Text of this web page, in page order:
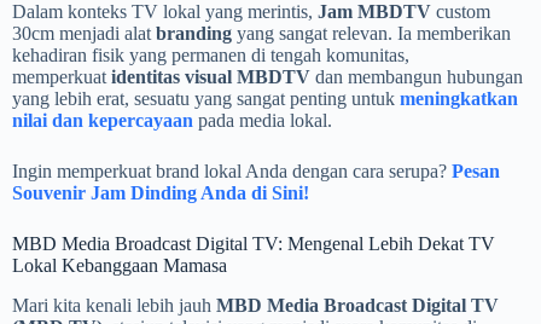
Dalam konteks TV lokal yang merintis, Jam MBDTV custom
30cm menjadi alat branding yang sangat relevan. Ia memberikan
kehadiran fisik yang permanen di tengah komunitas,
memperkuat identitas visual MBDTV dan membangun hubungan
yang lebih erat, sesuatu yang sangat penting untuk meningkatkan
nilai dan kepercayaan pada media lokal.
Ingin memperkuat brand lokal Anda dengan cara serupa? Pesan
Souvenir Jam Dinding Anda di Sini!
MBD Media Broadcast Digital TV: Mengenal Lebih Dekat TV
Lokal Kebanggaan Mamasa
Mari kita kenali lebih jauh MBD Media Broadcast Digital TV